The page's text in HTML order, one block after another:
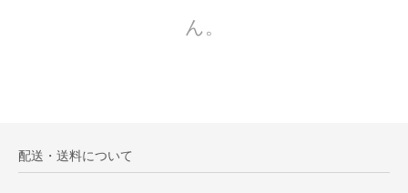
ん。
配送・送料について